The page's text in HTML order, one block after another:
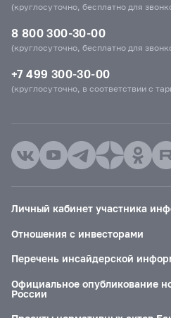
(круглосуточно, бесплатно для
8 800 300-30-00
(круглосуточно, бесплатно для
+7 499 300-30-00
(круглосуточно, в соответствии с
Личный кабинет участника
Отношения с инвесторами
Перечень инсайдерской
Официальное опубликование
России